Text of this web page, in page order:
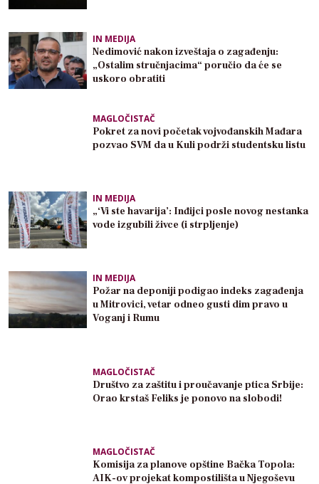
IN MEDIJA
Nedimović nakon izveštaja o zagađenju:
„Ostalim stručnjacima“ poručio da će se
uskoro obratiti
MAGLOČISTAČ
Pokret za novi početak vojvođanskih Mađara
pozvao SVM da u Kuli podrži studentsku listu
IN MEDIJA
„‘Vi ste havarija’: Inđijci posle novog nestanka
vode izgubili živce (i strpljenje)
IN MEDIJA
Požar na deponiji podigao indeks zagađenja
u Mitrovici, vetar odneo gusti dim pravo u
Voganj i Rumu
MAGLOČISTAČ
Društvo za zaštitu i proučavanje ptica Srbije:
Orao krstaš Feliks je ponovo na slobodi!
MAGLOČISTAČ
Komisija za planove opštine Bačka Topola:
AIK-ov projekat kompostilišta u Njegoševu